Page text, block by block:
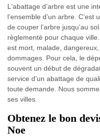
L'abattage d’arbre est une
l’ensemble d’un arbre.
de couper l’arbre jusqu’au
règlementé pour chaque
est mort, malade,
dommages. Pour cela, le
souvent un début de
service d’un abattage de
toute demande. Nous
ses villes.
Obtenez le bon
Noe